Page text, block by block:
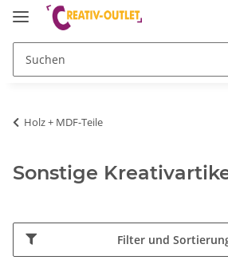
Holz + MDF-Teile
Sonstige
Filter und